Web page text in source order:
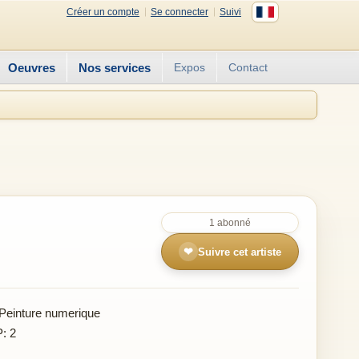
Créer un compte Se connecter Suivi
Oeuvres Nos services Expos Contact
1 abonné
❤ Suivre cet artiste
numerique
2